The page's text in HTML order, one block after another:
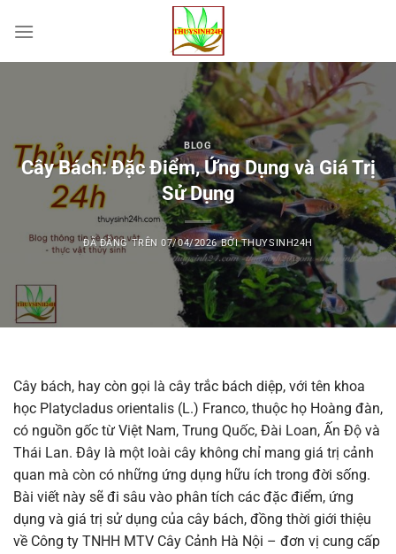
đến
BLOG
Cây Bách: Đặc Điểm, Ứng Dụng và Giá Trị
Sử Dụng
ĐÃ ĐĂNG TRÊN07/04/2026 BỞITHUYSINH24H
Cây bách, hay còn gọi là cây trắc bách diệp, với tên khoa
học Platycladus orientalis (L.) Franco, thuộc họ Hoàng đàn,
có nguồn gốc từ Việt Nam, Trung Quốc, Đài Loan, Ấn Độ và
Thái Lan. Đây là một loài cây không chỉ mang giá trị cảnh
quan mà còn có những ứng dụng hữu ích trong đời sống.
Bài viết này sẽ đi sâu vào phân tích các đặc điểm, ứng
dụng và giá trị sử dụng của cây bách, đồng thời giới thiệu
về Công ty TNHH MTV Cây Cảnh Hà Nội – đơn vị cung cấp